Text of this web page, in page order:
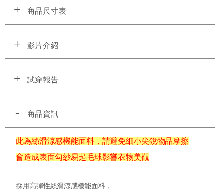
商品尺寸表
影片介紹
試穿報告
商品資訊
此為絲滑涼感機能面料，請避免細小尖銳物品摩擦
會造成表面勾紗易起毛球影響衣物美觀
採用高彈性絲滑涼感機能面料，